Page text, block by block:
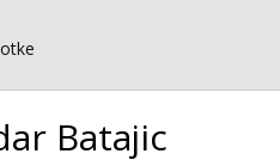
Batajic